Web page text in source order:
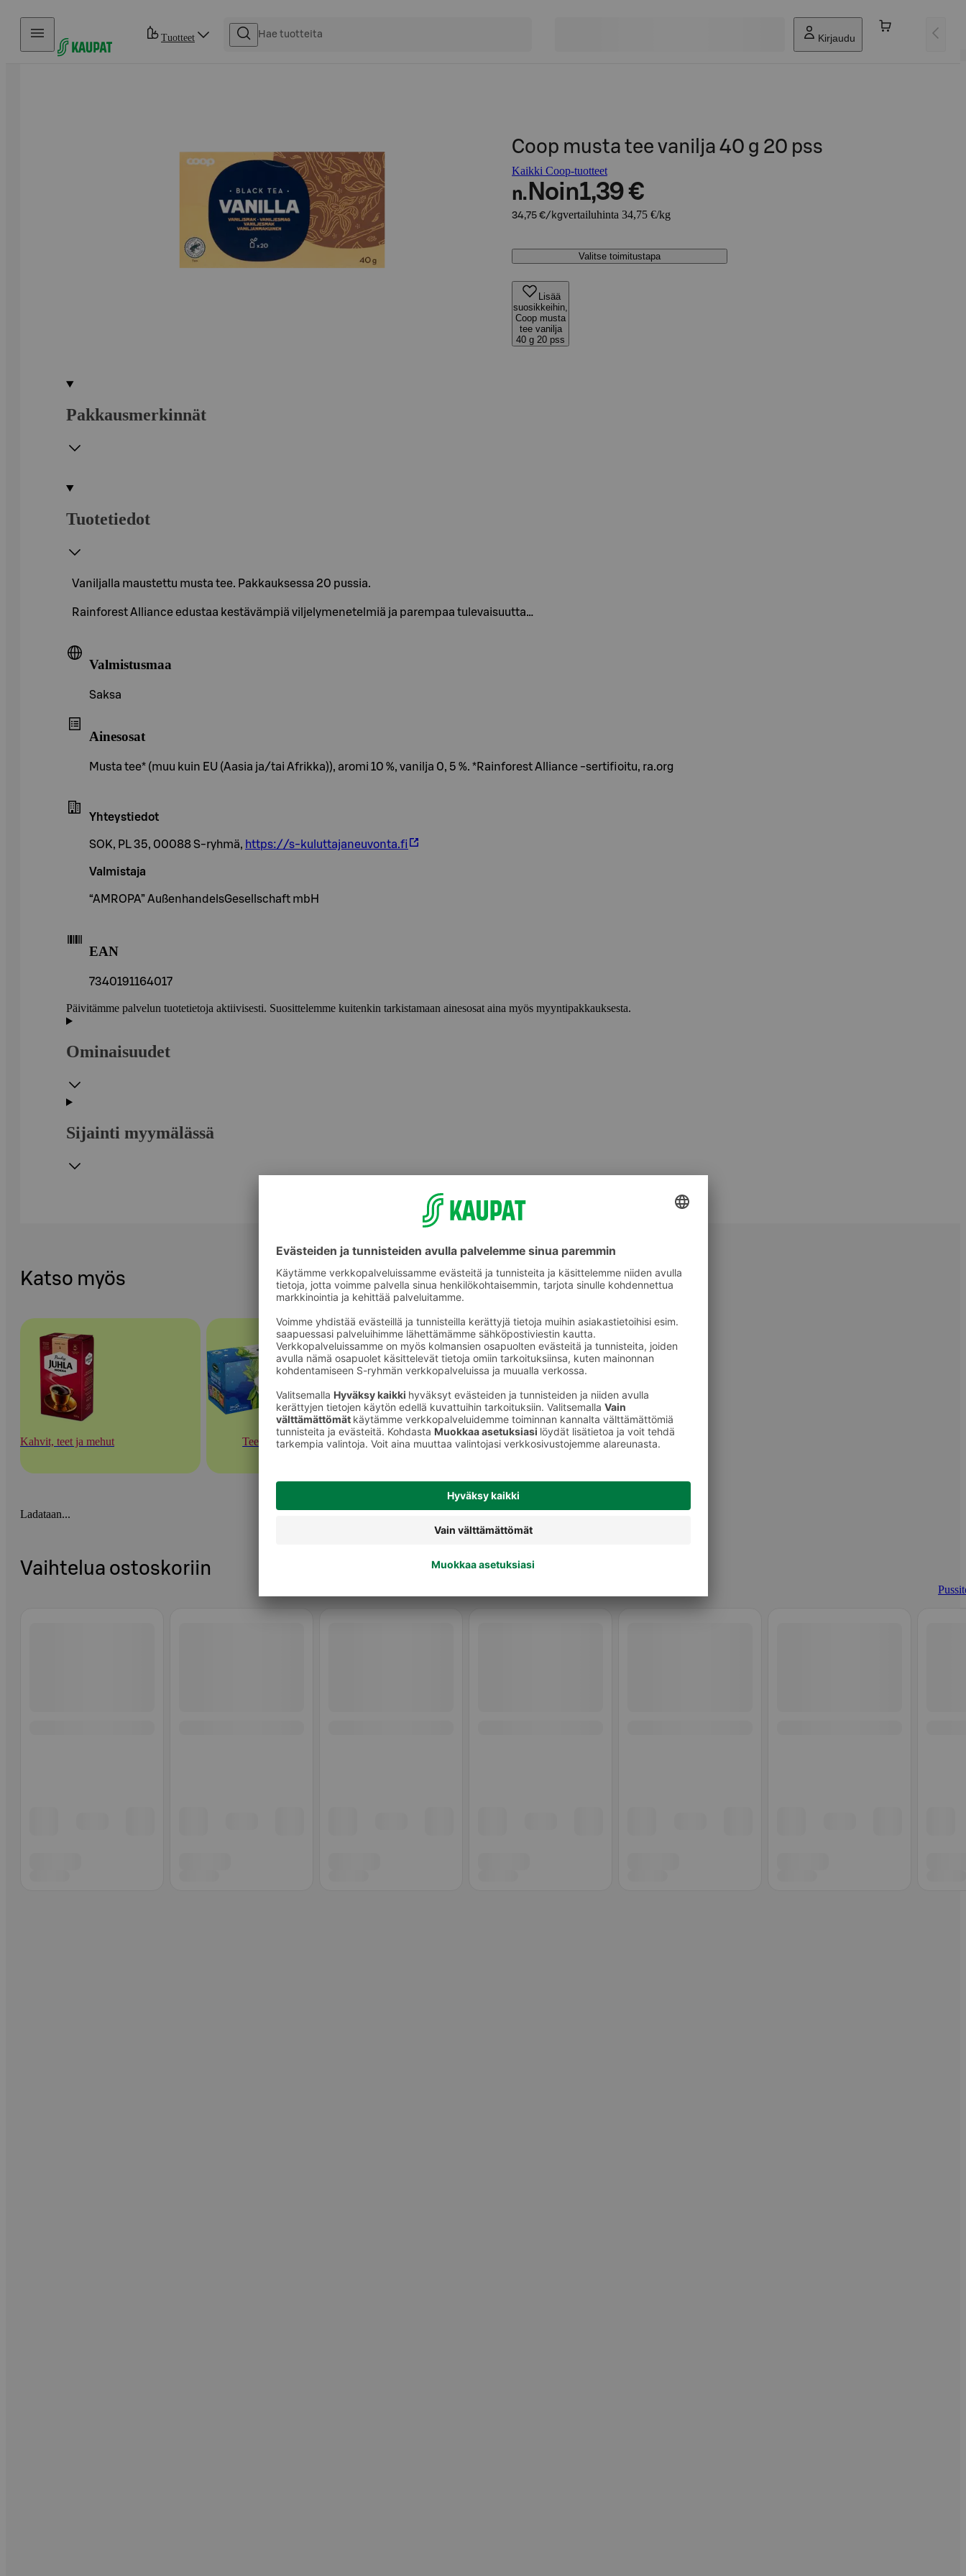
Hyppää sisältöön
Tuotteet Kirjaudu
Coop musta tee vanilja 40 g 20 pss
Kaikki Coop-tuotteet
n. Noin1,39 €
34,75 €/kgvertailuhinta 34,75 €/kg
Valitse toimitustapa
Lisää
suosikkeihin,
Coop musta
tee vanilja
40 g 20 pss
Pakkausmerkinnät
Tuotetiedot
Vaniljalla maustettu musta tee. Pakkauksessa 20 pussia.
Rainforest Alliance edustaa kestävämpiä viljelymenetelmiä ja parempaa tulevaisuutta…
Valmistusmaa
Saksa
Ainesosat
Musta tee* (muu kuin EU (Aasia ja/tai Afrikka)), aromi 10 %, vanilja 0, 5 %. *Rainforest Alliance -sertifioitu, ra.org
Yhteystiedot
SOK, PL 35, 00088 S-ryhmä, https://s-kuluttajaneuvonta.fi
Valmistaja
“AMROPA” AußenhandelsGesellschaft mbH
EAN
7340191164017
Päivitämme palvelun tuotetietoja aktiivisesti. Suosittelemme kuitenkin tarkistamaan ainesosat aina myös myyntipakkauksesta.
Ominaisuudet
Sijainti myymälässä
Katso myös
Kahvit, teet ja mehut Teet Pussitee
Ladataan...
Vaihtelua ostoskoriin